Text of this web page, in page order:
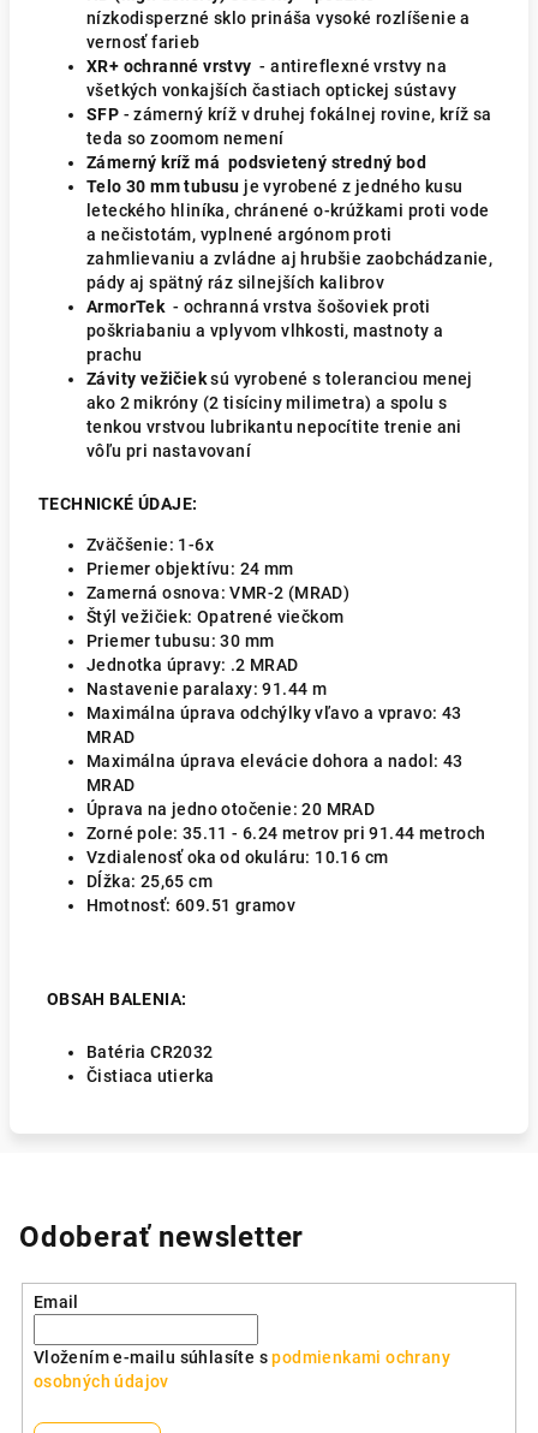
nízkodisperzné sklo prináša vysoké rozlíšenie a
vernosť farieb
XR+ ochranné vrstvy - antireflexné vrstvy na
všetkých vonkajších častiach optickej sústavy
SFP - zámerný kríž v druhej fokálnej rovine, kríž sa
teda so zoomom nemení
Zámerný kríž má podsvietený stredný bod
Telo 30 mm tubusu je vyrobené z jedného kusu
leteckého hliníka, chránené o-krúžkami proti vode
a nečistotám, vyplnené argónom proti
zahmlievaniu a zvládne aj hrubšie zaobchádzanie,
pády aj spätný ráz silnejších kalibrov
ArmorTek - ochranná vrstva šošoviek proti
poškriabaniu a vplyvom vlhkosti, mastnoty a
prachu
Závity vežičieksú vyrobené s toleranciou menej
ako 2 mikróny (2 tisíciny milimetra) a spolu s
tenkou vrstvou lubrikantu nepocítite trenie ani
vôľu pri nastavovaní
TECHNICKÉ ÚDAJE:
Zväčšenie: 1-6x
Priemer objektívu: 24 mm
Zamerná osnova:VMR-2 (MRAD)
Štýl vežičiek: Opatrené viečkom
Priemer tubusu:30 mm
Jednotka úpravy: .2 MRAD
Nastavenie paralaxy:91.44 m
Maximálna úprava odchýlky vľavo a vpravo: 43
MRAD
Maximálna úprava elevácie dohora a nadol: 43
MRAD
Úprava na jedno otočenie:20 MRAD
Zorné pole: 35.11 -6.24 metrov pri91.44 metroch
Vzdialenosť oka od okuláru: 10.16 cm
Dĺžka: 25,65 cm
Hmotnosť:609.51 gramov
OBSAH BALENIA:
Batéria CR2032
Čistiaca utierka
Odoberať newsletter
Email
Vložením e-mailu súhlasíte spodmienkami ochrany
osobných údajov